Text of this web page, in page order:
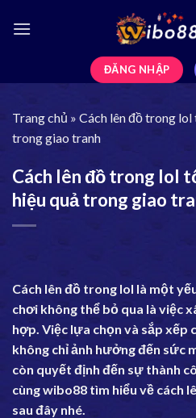
ĐĂNG NHẬP
Trang chủ » Cách lên đồ trong
trong giao tranh
Cách lên đồ trong lol
hiệu quả trong giao
Cách lên đồ trong lol là một
chơi không thể bỏ qua là việc
hợp. Việc lựa chọn và sắp xếp
không chỉ ảnh hưởng đến sức
còn quyết định đến sự thành
cùngwibo88 tìm hiểu về cách
sau đây nhé.